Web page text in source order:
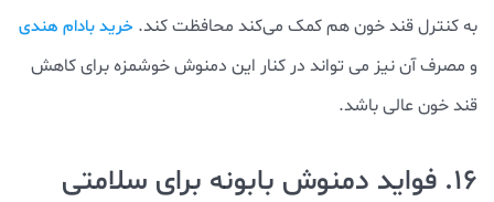
به کنترل قند خون هم کمک می‌کند محافظت کند. خرید بادام هندی
و مصرف آن نیز می تواند در کنار این دمنوش خوشمزه برای کاهش
قند خون عالی باشد.
16. فواید دمنوش بابونه برای سلامتی